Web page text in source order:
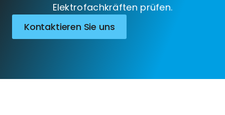
Elektrofachkräften prüfen.
Kontaktieren Sie uns